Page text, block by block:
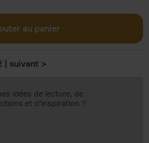
au panier
suivant >
idées de lecture, de
et d’inspiration ?